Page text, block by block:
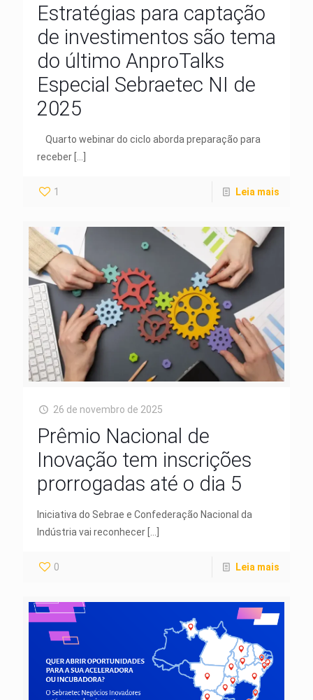
Estratégias para captação
de investimentos são tema
do último AnproTalks
Especial Sebraetec NI de
2025
Quarto webinar do ciclo aborda preparação para
receber
1 Leia mais
26 de novembro de 2025
Prêmio Nacional de
Inovação tem inscrições
prorrogadas até o dia 5
Iniciativa do Sebrae e Confederação Nacional da
Indústria vai reconhecer
0 Leia mais